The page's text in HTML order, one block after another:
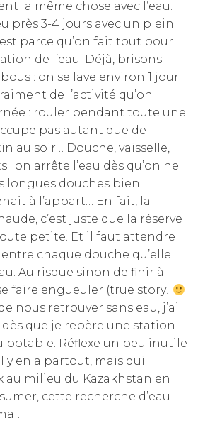
la même chose avec l’eau.
près 3-4 jours avec un plein
parce qu’on fait tout pour
de l’eau. Déjà, brisons
: on se lave environ 1 jour
de l’activité qu’on
: rouler pendant toute une
pas autant que de
au soir… Douche, vaisselle,
: on arrête l’eau dès qu’on ne
longues douches bien
à l’appart… En fait, la
c’est juste que la réserve
petite. Et il faut attendre
chaque douche qu’elle
Au risque sinon de finir à
faire engueuler (true story!
nous retrouver sans eau, j’ai
dès que je repère une station
potable. Réflexe un peu inutile
y en a partout, mais qui
au milieu du Kazakhstan en
cette recherche d’eau